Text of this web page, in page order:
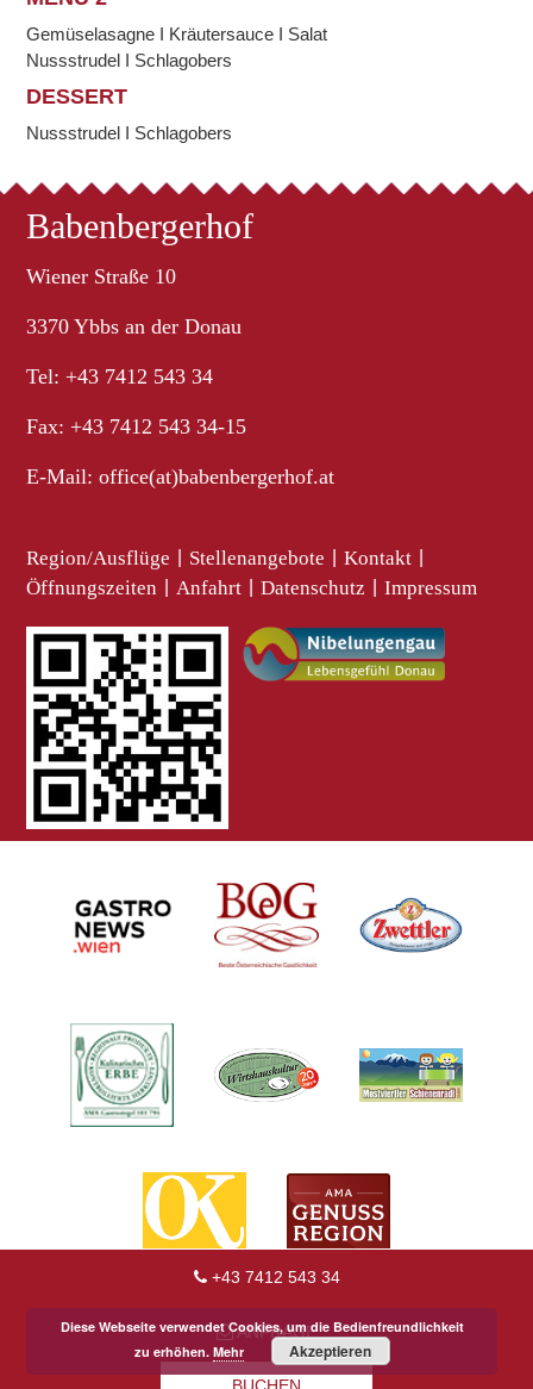
+43 7412 543 34
ANFRAGE
Gemüselasagne I Kräutersauce I Salat
Nussstrudel I Schlagobers
DESSERT
Nussstrudel I Schlagobers
Babenbergerhof
Wiener Straße 10
3370 Ybbs an der Donau
Tel: +43 7412 543 34
Fax: +43 7412 543 34-15
E-Mail:office(at)babenbergerhof.at
Region/Ausflüge Stellenangebote Kontakt
Öffnungszeiten Anfahrt Datenschutz Impressum
Diese Webseite verwendet Cookies, um die Bedienfreundlichkeit
zu erhöhen. Mehr Akzeptieren